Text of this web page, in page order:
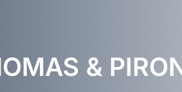
&